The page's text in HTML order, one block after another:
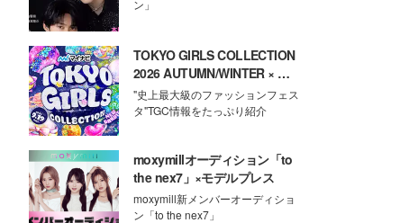
ン」
TOKYO GIRLS COLLECTION
2026 AUTUMN/WINTER × モ
デルプレス
"史上最大級のファッションフェス
タ"TGC情報をたっぷり紹介
moxymillオーディション「to
the nex7」×モデルプレス
moxymill新メンバーオーディショ
ン「to the nex7」